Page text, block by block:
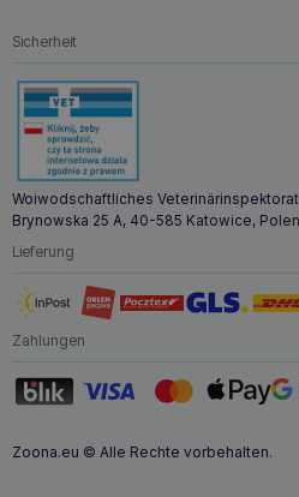
Sicherheit
Woiwodschaftliches
Brynowska 25 A, 40-585 Katowice,
Lieferung
Zahlungen
Zoona.eu © Alle Rechte vorbehalten.